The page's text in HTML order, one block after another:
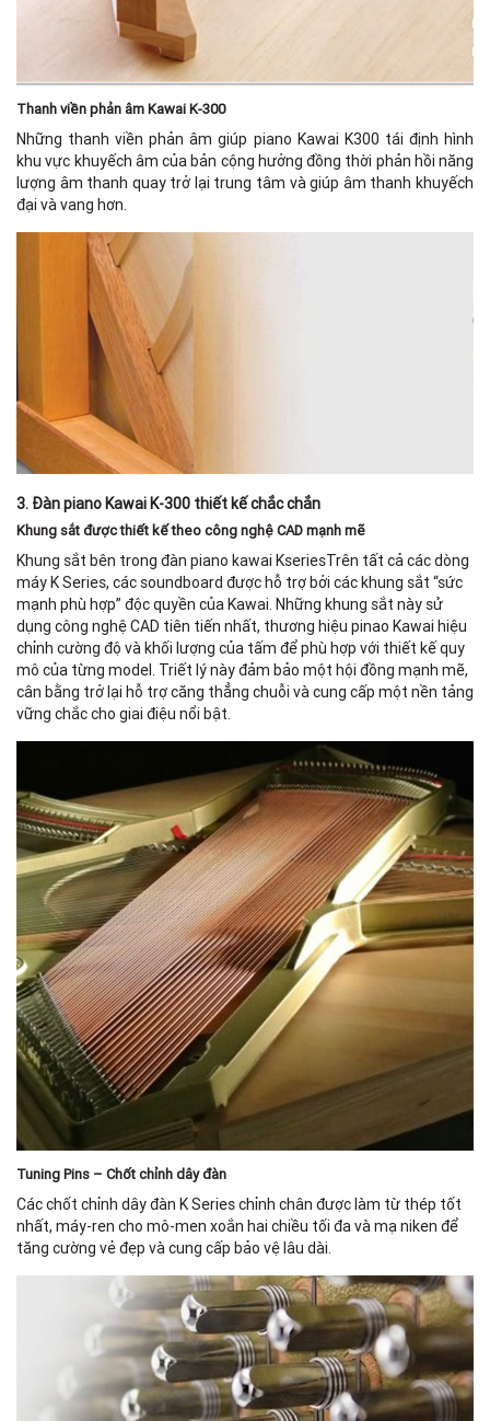
Thanh viền phản âm Kawai K-300
Những thanh viền phản âm giúp piano Kawai K300 tái định hình
khu vực khuyếch âm của bản cộng hưởng đồng thời phản hồi năng
lượng âm thanh quay trở lại trung tâm và giúp âm thanh khuyếch
đại và vang hơn.
3. Đàn piano Kawai K-300 thiết kế chắc chắn
Khung sắt được thiết kế theo công nghệ CAD mạnh mẽ
Khung sắt bên trong đàn piano kawai KseriesTrên tất cả các dòng
máy K Series, các soundboard được hỗ trợ bởi các khung sắt “sức
mạnh phù hợp” độc quyền của Kawai. Những khung sắt này sử
dụng công nghệ CAD tiên tiến nhất, thương hiệu pinao Kawai hiệu
chỉnh cường độ và khối lượng của tấm để phù hợp với thiết kế quy
mô của từng model. Triết lý này đảm bảo một hội đồng mạnh mẽ,
cân bằng trở lại hỗ trợ căng thẳng chuỗi và cung cấp một nền tảng
vững chắc cho giai điệu nổi bật.
Tuning Pins – Chốt chỉnh dây đàn
Các chốt chỉnh dây đàn K Series chỉnh chân được làm từ thép tốt
nhất, máy-ren cho mô-men xoắn hai chiều tối đa và mạ niken để
tăng cường vẻ đẹp và cung cấp bảo vệ lâu dài.